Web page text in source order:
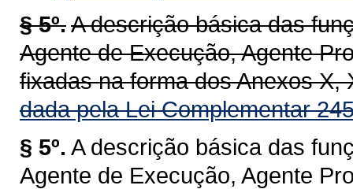
§ 5º.A descrição básica das
Agente de Execução, Agente
fixadas na forma dos Anexos X,
dada pela Lei Complementar
§ 5º. A descrição básica das
Agente de Execução, Agente